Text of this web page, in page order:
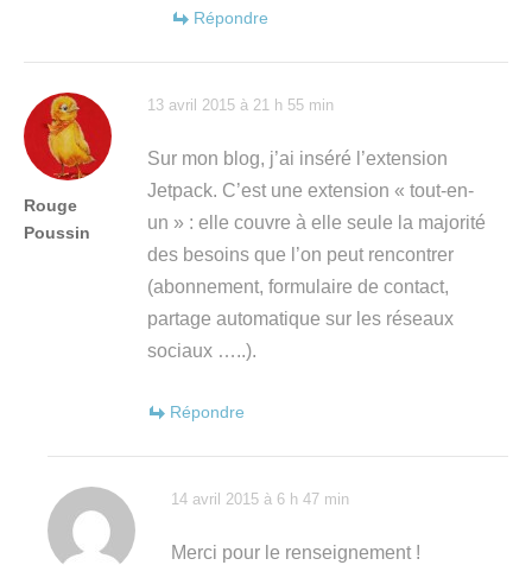
Répondre
Rouge
Poussin
13 avril 2015 à 21 h 55 min
Sur mon blog, j’ai inséré l’extension
Jetpack. C’est une extension « tout-en-
un » : elle couvre à elle seule la majorité
des besoins que l’on peut rencontrer
(abonnement, formulaire de contact,
partage automatique sur les réseaux
sociaux …..).
Répondre
14 avril 2015 à 6 h 47 min
Merci pour le renseignement !